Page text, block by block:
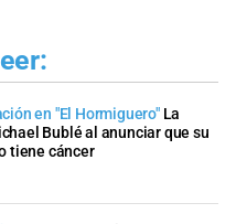
en "El Hormiguero" La
Bublé al anunciar que su
tiene cáncer